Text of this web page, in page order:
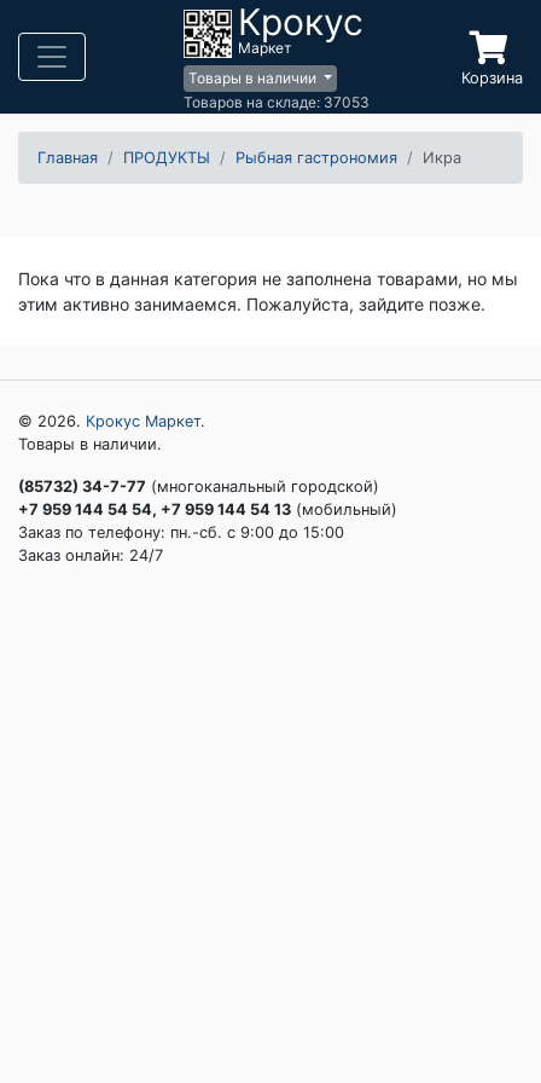
Крокус
Маркет
Товары в наличии
Товаров на складе: 37053
Корзина
Главная ПРОДУКТЫ Рыбная гастрономия Икра
Пока что в данная категория не заполнена товарами, но мы
этим активно занимаемся. Пожалуйста, зайдите позже.
© 2026. Крокус Маркет.
Товары в наличии.
(85732) 34-7-77 (многоканальный городской)
+7 959 144 54 54, +7 959 144 54 13 (мобильный)
Заказ по телефону: пн.-сб. c 9:00 до 15:00
Заказ онлайн: 24/7